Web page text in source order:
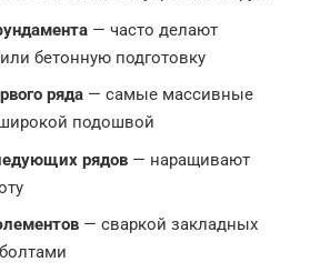
— часто делают
бетонную подготовку
ряда — самые массивные
подошвой
рядов — наращивают
— сваркой закладных